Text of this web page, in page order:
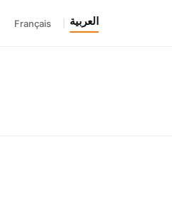
العربية Français